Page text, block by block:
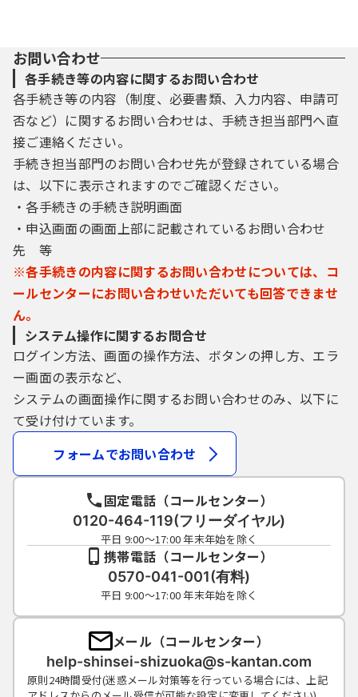
お問い合わせ
各手続き等の内容に関するお問い合わせ
各手続き等の内容（制度、必要書類、入力内容、申請可
否など）に関するお問い合わせは、手続き担当部門へ直
接ご連絡ください。
手続き担当部門のお問い合わせ先が登録されている場合
は、以下に表示されますのでご確認ください。
・各手続きの手続き説明画面
・申込画面の画面上部に記載されているお問い合わせ
先 等
※各手続きの内容に関するお問い合わせについては、コ
ールセンターにお問い合わせいただいても回答できませ
ん。
システム操作に関するお問合せ
ログイン方法、画面の操作方法、ボタンの押し方、エラ
ー画面の表示など、
システムの画面操作に関するお問い合わせのみ、以下に
て受け付けています。
フォームでお問い合わせ
固定電話（コールセンター）
0120-464-119(フリーダイヤル)
平日 9:00～17:00 年末年始を除く
携帯電話（コールセンター）
0570-041-001(有料)
平日 9:00～17:00 年末年始を除く
メール（コールセンター）
help-shinsei-shizuoka@s-kantan.com
原則24時間受付(迷惑メール対策等を行っている場合には、上記